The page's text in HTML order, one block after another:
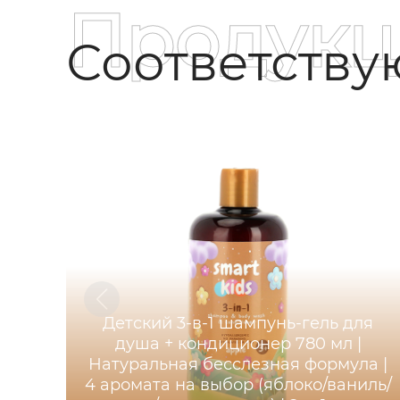
Детский 3-в-1 шампунь-гель для
душа + кондиционер 780 мл |
Натуральная бесслезная формула |
4 аромата на выбор (яблоко/ваниль/